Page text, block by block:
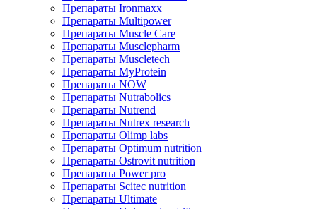
Препараты Ironmaxx
Препараты Multipower
Препараты Muscle Care
Препараты Musclepharm
Препараты Muscletech
Препараты MyProtein
Препараты NOW
Препараты Nutrabolics
Препараты Nutrend
Препараты Nutrex research
Препараты Olimp labs
Препараты Optimum nutrition
Препараты Ostrovit nutrition
Препараты Power pro
Препараты Scitec nutrition
Препараты Ultimate